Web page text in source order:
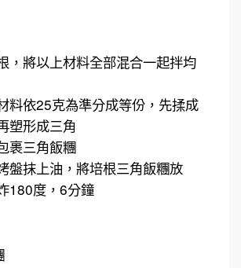
，將以上材料全部混合一起拌均
料依25克為準分成等份，先揉成
塑形成三角
裹三角飯糰
盤抹上油，將培根三角飯糰放
180度， 6分鐘